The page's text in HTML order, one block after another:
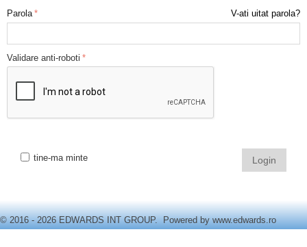
Parola V-ati uitat parola?
Validare anti-roboti
Login
tine-ma minte
© 2016 - 2026 EDWARDS INT GROUP. Powered bywww.edwards.ro